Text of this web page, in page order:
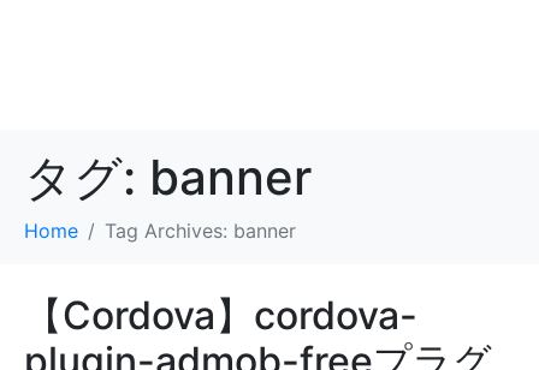
タグ: banner
Home Tag Archives: banner
【Cordova】cordova-